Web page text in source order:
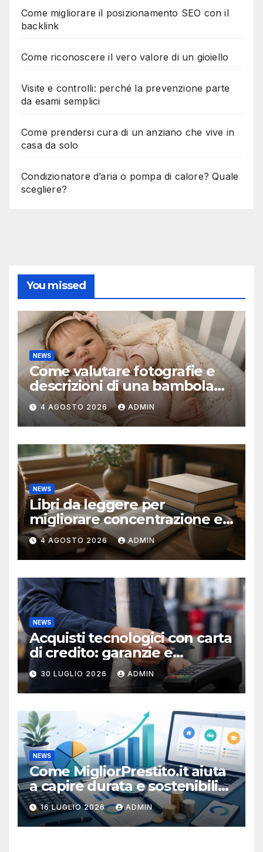
Come migliorare il posizionamento SEO con il
backlink
Come riconoscere il vero valore di un gioiello
Visite e controlli: perché la prevenzione parte
da esami semplici
Come prendersi cura di un anziano che vive in
casa da solo
Condizionatore d’aria o pompa di calore? Quale
scegliere?
You missed
NEWS
Come valutare fotografie e
descrizioni di una bambola
reborn
4 AGOSTO 2026 ADMIN
NEWS
Libri da leggere per
migliorare concentrazione e
produttività
4 AGOSTO 2026 ADMIN
NEWS
Acquisti tecnologici con carta
di credito: garanzie e
protezioni
30 LUGLIO 2026 ADMIN
NEWS
Come MigliorPrestito.it aiuta
a capire durata e sostenibilità
della rata
16 LUGLIO 2026 ADMIN